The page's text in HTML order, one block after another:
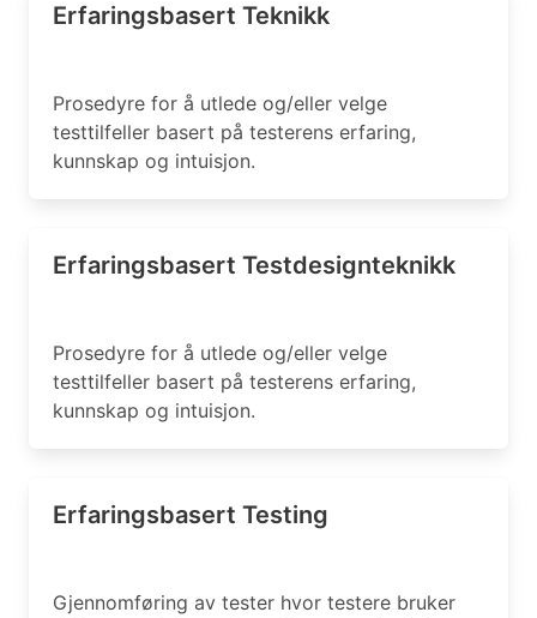
Erfaringsbasert Teknikk
Prosedyre for å utlede og/eller velge
testtilfeller basert på testerens erfaring,
kunnskap og intuisjon.
Erfaringsbasert Testdesignteknikk
Prosedyre for å utlede og/eller velge
testtilfeller basert på testerens erfaring,
kunnskap og intuisjon.
Erfaringsbasert Testing
Gjennomføring av tester hvor testere bruker